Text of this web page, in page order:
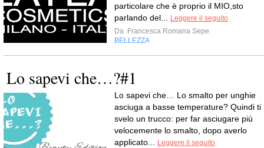
particolare che è proprio il MIO,sto
parlando del... Leggere il seguito
Da Francesca Romana Sepe
BELLEZZA
Lo sapevi che…?#1
Lo sapevi che… Lo smalto per unghie
asciuga a basse temperature? Quindi ti
svelo un trucco: per far asciugare più
velocemente lo smalto, dopo averlo
applicato... Leggere il seguito